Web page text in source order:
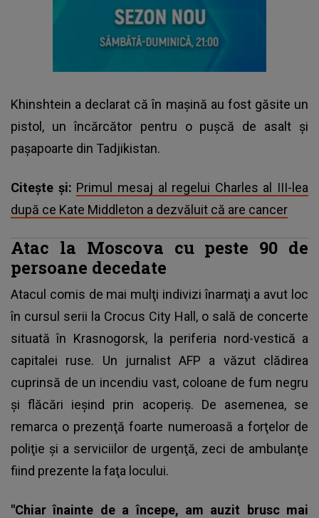
Khinshtein a declarat că în maşină au fost găsite un
pistol, un încărcător pentru o puşcă de asalt şi
paşapoarte din Tadjikistan.
Citește și: Primul mesaj al regelui Charles al III-lea
după ce Kate Middleton a dezvăluit că are cancer
Atac la Moscova cu peste 90 de
persoane decedate
Atacul comis de mai mulţi indivizi înarmaţi a avut loc
în cursul serii la Crocus City Hall, o sală de concerte
situată în Krasnogorsk, la periferia nord-vestică a
capitalei ruse. Un jurnalist AFP a văzut clădirea
cuprinsă de un incendiu vast, coloane de fum negru
şi flăcări ieşind prin acoperiş. De asemenea, se
remarca o prezenţă foarte numeroasă a forţelor de
poliţie şi a serviciilor de urgenţă, zeci de ambulanţe
fiind prezente la faţa locului.
"Chiar înainte de a începe, am auzit brusc mai